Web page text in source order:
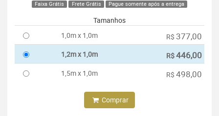
Faixa Grátis Frete Grátis Pague somente após a entrega
Tamanhos
1,0m x 1,0m
R$ 377,00
1,2m x 1,0m R$446,00
1,5m x 1,0m R$ 498,00
Comprar